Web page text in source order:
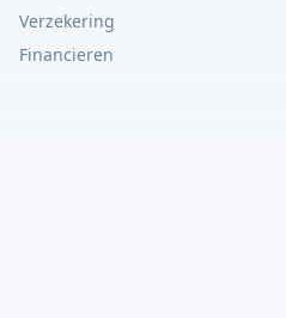
Verzekering
Financieren